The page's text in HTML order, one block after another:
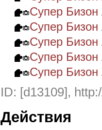
Супер
Супер Бизон
Супер
Супер Бизон
Супер
ID: [d13109],
Действия